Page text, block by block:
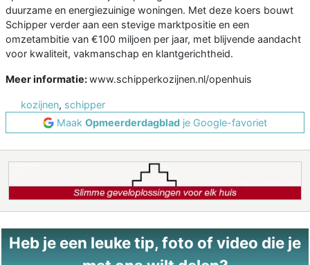
duurzame en energiezuinige woningen. Met deze koers bouwt
Schipper verder aan een stevige marktpositie en een
omzetambitie van €100 miljoen per jaar, met blijvende aandacht
voor kwaliteit, vakmanschap en klantgerichtheid.
Meer informatie:www.schipperkozijnen.nl/openhuis
kozijnen, schipper
Maak Opmeerderdagblad je Google-favoriet
Heb je een leuke tip, foto of video die je